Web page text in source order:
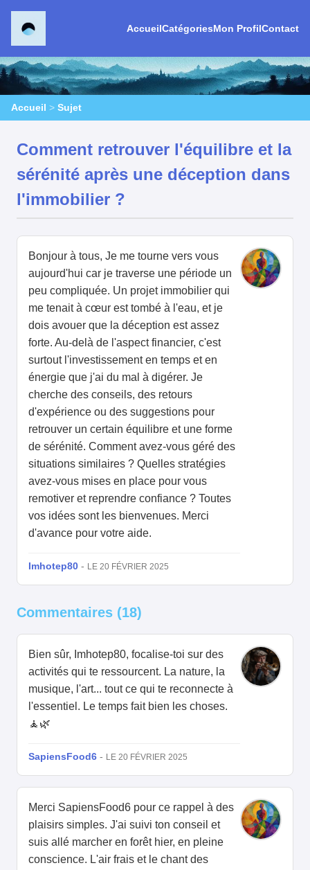
AccueilCatégoriesMon ProfilContact
Accueil > Sujet
Comment retrouver l'équilibre et la
sérénité après une déception dans
l'immobilier ?
Bonjour à tous, Je me tourne vers vous
aujourd'hui car je traverse une période un
peu compliquée. Un projet immobilier qui
me tenait à cœur est tombé à l'eau, et je
dois avouer que la déception est assez
forte. Au-delà de l'aspect financier, c'est
surtout l'investissement en temps et en
énergie que j'ai du mal à digérer. Je
cherche des conseils, des retours
d'expérience ou des suggestions pour
retrouver un certain équilibre et une forme
de sérénité. Comment avez-vous géré des
situations similaires ? Quelles stratégies
avez-vous mises en place pour vous
remotiver et reprendre confiance ? Toutes
vos idées sont les bienvenues. Merci
d'avance pour votre aide.
Imhotep80 - LE 20 FÉVRIER 2025
Commentaires (18)
Bien sûr, Imhotep80, focalise-toi sur des
activités qui te ressourcent. La nature, la
musique, l'art... tout ce qui te reconnecte à
l'essentiel. Le temps fait bien les choses.
🧘🌿
SapiensFood6 - LE 20 FÉVRIER 2025
Merci SapiensFood6 pour ce rappel à des
plaisirs simples. J'ai suivi ton conseil et
suis allé marcher en forêt hier, en pleine
conscience. L'air frais et le chant des